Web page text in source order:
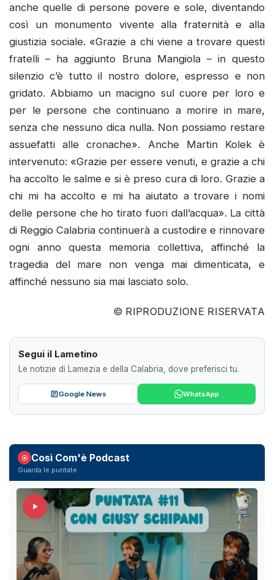
anche quelle di persone povere e sole, diventando
così un monumento vivente alla fraternità e alla
giustizia sociale. «Grazie a chi viene a trovare questi
fratelli – ha aggiunto Bruna Mangiola – in questo
silenzio c’è tutto il nostro dolore, espresso e non
gridato. Abbiamo un macigno sul cuore per loro e
per le persone che continuano a morire in mare,
senza che nessuno dica nulla. Non possiamo restare
assuefatti alle cronache». Anche Martin Kolek è
intervenuto: «Grazie per essere venuti, e grazie a chi
ha accolto le salme e si è preso cura di loro. Grazie a
chi mi ha accolto e mi ha aiutato a trovare i nomi
delle persone che ho tirato fuori dall’acqua». La città
di Reggio Calabria continuerà a custodire e rinnovare
ogni anno questa memoria collettiva, affinché la
tragedia del mare non venga mai dimenticata, e
affinché nessuno sia mai lasciato solo.
© RIPRODUZIONE RISERVATA
Segui il Lametino
Le notizie di Lamezia e della Calabria, dove preferisci tu.
Google News WhatsApp
Così Com'è Podcast
Guarda le puntate